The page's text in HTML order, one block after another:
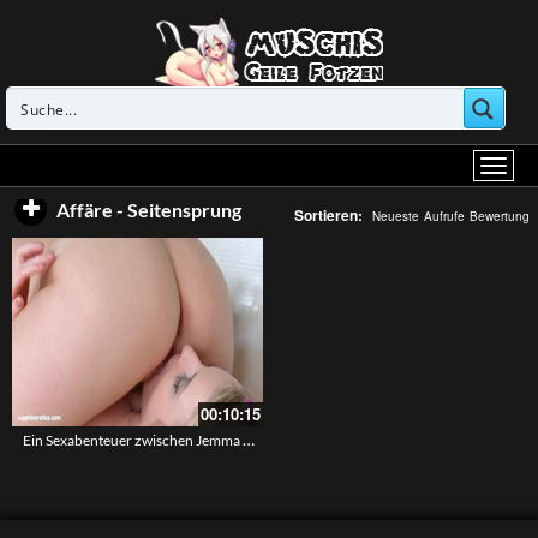
Affäre - Seitensprung Sortieren: Neueste Aufrufe Bewertung
00:10:15
Ein Sexabenteuer zwischen Jemma Valentine und Pemela Sanchez